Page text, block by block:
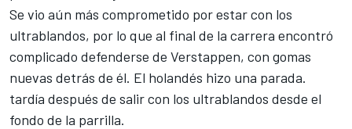
Se vio aún más comprometido por estar con los
ultrablandos, por lo que al final de la carrera encontró
complicado defenderse de Verstappen, con gomas
nuevas detrás de él. El holandés hizo una parada.
tardía después de salir con los ultrablandos desde el
fondo de la parrilla.